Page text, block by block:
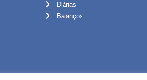
Diárias
Balanços